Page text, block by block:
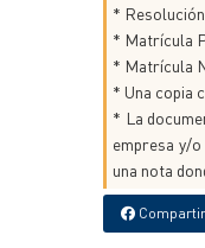
*
* Matrícula
* Matrícula
* Una copia
* La
empresa y/
una nota